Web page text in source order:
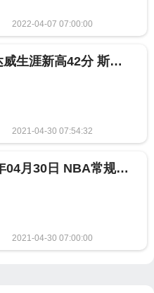
2022-04-07 07:00:00
204
小哈达威生涯新高42分 斯图尔特20+10 独行侠险胜活塞
2021-04-30 07:54:32
369
2021年04月30日 NBA常规赛 独行侠vs活塞全场录像回放
2021-04-30 07:00:00
808